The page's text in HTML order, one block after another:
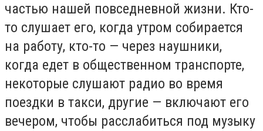
частью нашей повседневной жизни. Кто-
то слушает его, когда утром собирается
на работу, кто-то — через наушники,
когда едет в общественном транспорте,
некоторые слушают радио во время
поездки в такси, другие — включают его
вечером, чтобы расслабиться под музыку